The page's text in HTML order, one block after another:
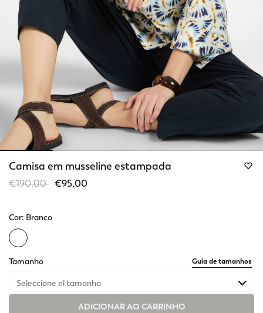
Camisa em musseline estampada
Price reduced from
€190,00to€95,00
Cor: Branco
Tamanho
Guia de tamanhos
Seleccione el tamanho
ADICIONAR AO CARRINHO